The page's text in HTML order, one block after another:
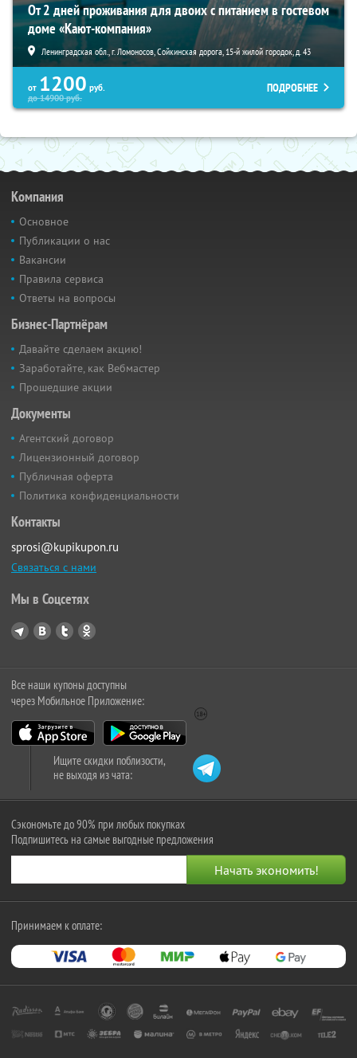
От 2 дней проживания для двоих с питанием в гостевом
доме «Кают-компания»
Ленинградская обл., г. Ломоносов, Сойкинская дорога, 15-й жилой городок, д. 43
от 1200 руб.
до14900руб.
ПОДРОБНЕЕ
Компания
Основное
Публикации о нас
Вакансии
Правила сервиса
Ответы на вопросы
Бизнес-Партнёрам
Давайте сделаем акцию!
Заработайте, как Вебмастер
Прошедшие акции
Документы
Агентский договор
Лицензионный договор
Публичная оферта
Политика конфиденциальности
Контакты
sprosi@kupikupon.ru
Связаться с нами
Мы в Соцсетях
Все наши купоны доступны
через Мобильное Приложение:
Ищите скидки поблизости,
не выходя из чата:
Сэкономьте до 90% при любых покупках
Подпишитесь на самые выгодные предложения
Принимаем к оплате: